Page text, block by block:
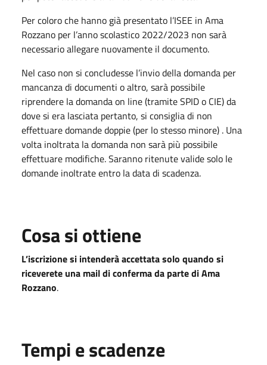
Per coloro che hanno già presentato l’ISEE in Ama
Rozzano per l’anno scolastico 2022/2023 non sarà
necessario allegare nuovamente il documento.
Nel caso non si concludesse l’invio della domanda per
mancanza di documenti o altro, sarà possibile
riprendere la domanda on line (tramite SPID o CIE) da
dove si era lasciata pertanto, si consiglia di non
effettuare domande doppie (per lo stesso minore) . Una
volta inoltrata la domanda non sarà più possibile
effettuare modifiche. Saranno ritenute valide solo le
domande inoltrate entro la data di scadenza.
Cosa si ottiene
L’iscrizione si intenderà accettata solo quando si
riceverete una mail di conferma da parte di Ama
Rozzano.
Tempi e scadenze